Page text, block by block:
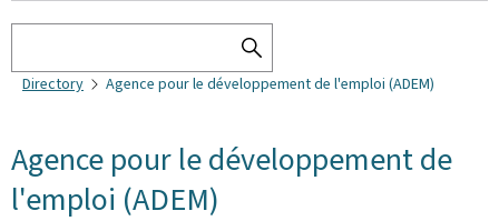
SEARCH
THE
Directory Agence pour le développement de l'emploi (ADEM)
Agence pour le développement de
l'emploi (ADEM)